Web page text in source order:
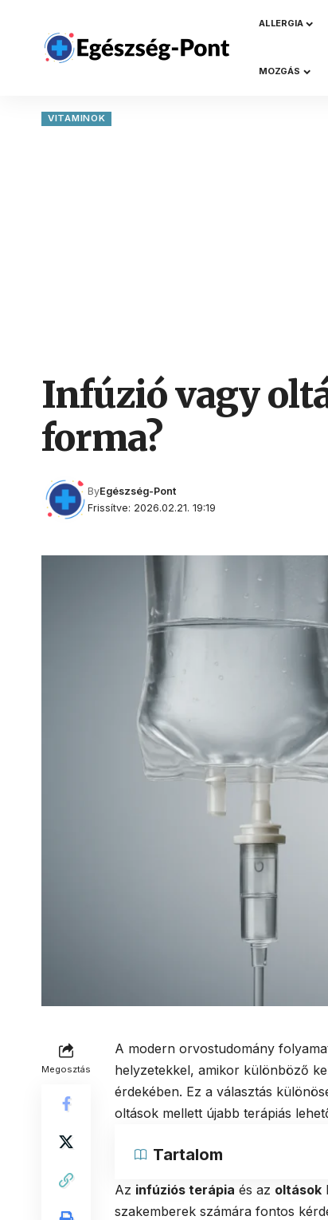
ALLERGIA
MOZGÁS
VITAMINOK
Infúzió vagy
forma?
Frissítve: 2026.02.21. 19:19
ByEgészség-Pont
Megosztás
A modern orvostudomány
helyzetekkel, amikor különböző
érdekében. Ez a választás
oltások mellett újabb terápiás
Tartalom
Az infúziós terápia és az oltások
szakemberek számára fontos